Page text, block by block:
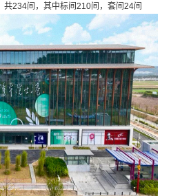
共234间，其中标间210间，套间24间